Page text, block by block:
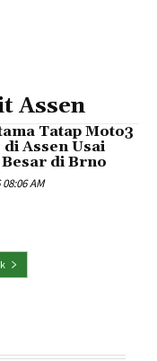
Assen
Tatap Moto3
Assen Usai
di Brno
AM